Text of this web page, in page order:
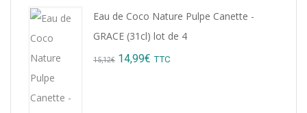
Eau de Coco Nature Pulpe Canette -
GRACE (31cl) lot de 4
15,12€ Original
14,99€ Current
TTC